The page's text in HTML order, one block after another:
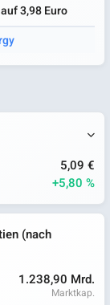
3,98 Euro
5,09 €
+5,80 %
(nach
1.238,90 Mrd.
Marktkap.